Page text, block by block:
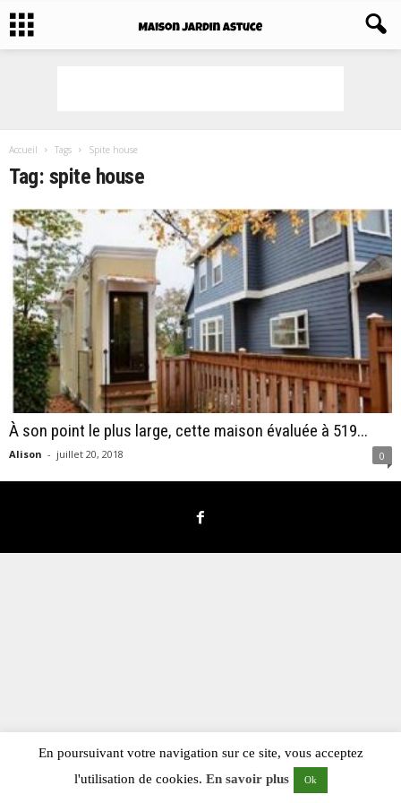
Accueil Tags Spite house
Tag: spite house
À son point le plus large, cette maison évaluée à 519...
Alison - juillet 20, 2018 0
En poursuivant votre navigation sur ce site, vous acceptez
l'utilisation de cookies. En savoir plus Ok